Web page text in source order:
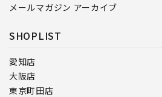
メールマガジン アーカイブ
SHOPLIST
愛知店
大阪店
東京町田店